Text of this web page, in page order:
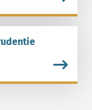
over